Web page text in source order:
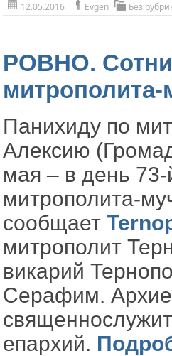
12.05.2016 Evgen Без
РОВНО.
митрополита-
Панихиду по
Алексию
мая – в день 73-
митрополита-
сообщает
митрополит
викарий
Серафим.
епархий.